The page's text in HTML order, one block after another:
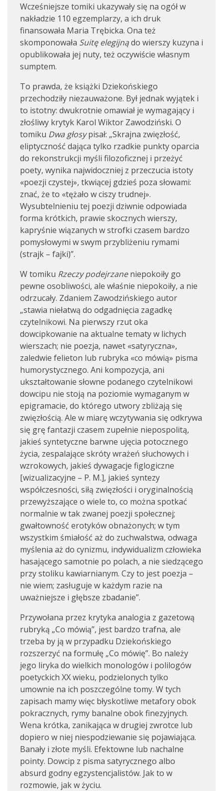
Wcześniejsze tomiki ukazywały się na ogół w
nakładzie 110 egzemplarzy, a ich druk
finansowała Maria Trębicka. Ona też
skomponowała Suitę elegijnądo wierszy kuzyna i
opublikowała jej nuty, też oczywiście własnym
sumptem.
To prawda, że książki Dziekońskiego
przechodziły niezauważone. Był jednak wyjątek i
to istotny: dwukrotnie omawiał je wymagający i
złośliwy krytyk Karol Wiktor Zawodziński. O
tomiku Dwa głosypisał: „Skrajna zwięzłość,
eliptyczność dająca tylko rzadkie punkty oparcia
do rekonstrukcji myśli filozoficznej i przeżyć
poety, wynika najwidoczniej z przeczucia istoty
«poezji czystej», tkwiącej gdzieś poza słowami:
znać, że to «tężało w ciszy trudnej».
Wysubtelnieniu tej poezji dziwnie odpowiada
forma krótkich, prawie skocznych wierszy,
kapryśnie wiązanych w strofki czasem bardzo
pomysłowymi w swym przybliżeniu rymami
(strajk – fajki)”.
W tomiku Rzeczy podejrzaneniepokoiły go
pewne osobliwości, ale właśnie niepokoiły, a nie
odrzucały. Zdaniem Zawodzińskiego autor
„stawia niełatwą do odgadnięcia zagadkę
czytelnikowi. Na pierwszy rzut oka
dowcipkowanie na aktualne tematy w lichych
wierszach; nie poezja, nawet «satyryczna»,
zaledwie felieton lub rubryka «co mówią» pisma
humorystycznego. Ani kompozycja, ani
ukształtowanie słowne podanego czytelnikowi
dowcipu nie stoją na poziomie wymaganym w
epigramacie, do którego utwory zbliżają się
zwięzłością. Ale w miarę wczytywania się odkrywa
się grę fantazji czasem zupełnie niepospolitą,
jakieś syntetyczne barwne ujęcia potocznego
życia, zespalające skróty wrażeń słuchowych i
wzrokowych, jakieś dywagacje figlogiczne
[wizualizacyjne – P. M.], jakieś syntezy
współczesności, siłą zwięzłości i oryginalnością
przewyższające o wiele to, co można spotkać
normalnie w tak zwanej poezji społecznej;
gwałtowność erotyków obnażonych; w tym
wszystkim śmiałość aż do zuchwalstwa, odwaga
myślenia aż do cynizmu, indywidualizm człowieka
hasającego samotnie po polach, a nie siedzącego
przy stoliku kawiarnianym. Czy to jest poezja –
nie wiem; zasługuje w każdym razie na
uważniejsze i głębsze zbadanie”.
Przywołana przez krytyka analogia z gazetową
rubryką „Co mówią”, jest bardzo trafna, ale
trzeba by ją w przypadku Dziekońskiego
rozszerzyć na formułę „Co mówię”. Bo należy
jego liryka do wielkich monologów i polilogów
poetyckich XX wieku, podzielonych tylko
umownie na ich poszczególne tomy. W tych
zapisach mamy więc błyskotliwe metafory obok
pokracznych, rymy banalne obok finezyjnych.
Wena krótka, zanikająca w drugiej zwrotce lub
dopiero w niej niespodziewanie się pojawiająca.
Banały i złote myśli. Efektowne lub nachalne
pointy. Dowcip z pisma satyrycznego albo
absurd godny egzystencjalistów. Jak to w
rozmowie, jak w życiu.